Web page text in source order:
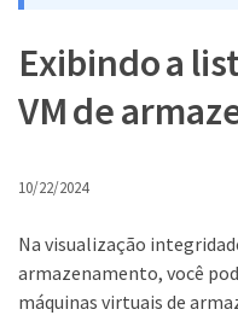
Exibindo a
VM de
10/22/2024
Na visualização
armazenamento, você
máquinas virtuais de